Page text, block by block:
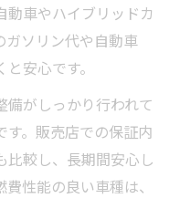
車やハイブリッドカ
ガソリン代や自動車
安心です。
がしっかり行われて
す。販売店での保証内
比較し、長期間安心し
性能の良い車種は、